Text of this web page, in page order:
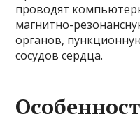
проводят
магнитно-
органов,
сосудов сердца.